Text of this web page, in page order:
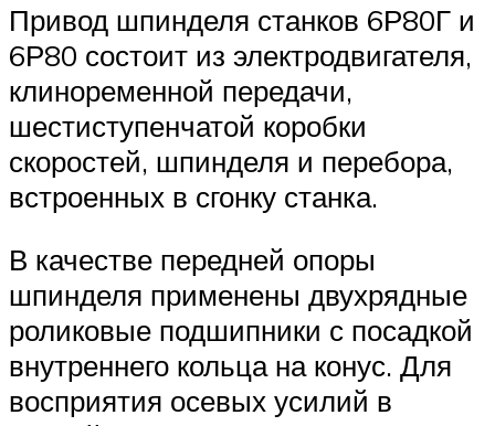
Привод шпинделя станков 6Р80Г и
6Р80 состоит из электродвигателя,
клиноременной передачи,
шестиступенчатой коробки
скоростей, шпинделя и перебора,
встроенных в сгонку станка.
В качестве передней опоры
шпинделя применены двухрядные
роликовые подшипники с посадкой
внутреннего кольца на конус. Для
восприятия осевых усилий в